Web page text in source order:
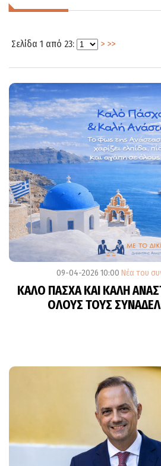
Σελίδα 1 από 23: > >>
09-04-2026 10:00 Νέα του
ΚΑΛΟ ΠΑΣΧΑ ΚΑΙ ΚΑΛΗ
ΟΛΟΥΣ ΤΟΥΣ